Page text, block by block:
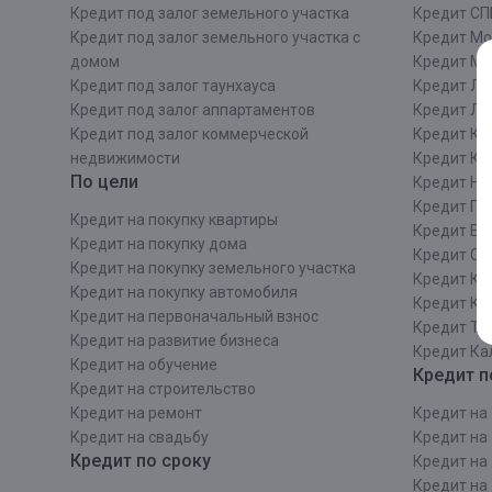
Кредит под залог земельного участка
Кредит под залог земельного участка с
домом
Кредит под залог таунхауса
Кредит под залог аппартаментов
Кредит под залог коммерческой
недвижимости
По цели
Кредит на покупку квартиры
Кредит на покупку дома
Кредит на покупку земельного участка
Кредит на покупку автомобиля
Кредит на первоначальный взнос
Кредит на развитие бизнеса
Кредит на обучение
Кредит на строительcтво
Кредит на ремонт
Кредит на свадьбу
Кредит по сроку
Кредит
Кредит
Кредит МО
Кредит
Кредит ЛО
Кредит
Кредит
Кредит
Кредит
Кредит
Кредит
Кредит
Кредит
Кредит
Кредит
Кредит
Кредит на
Кредит на
Кредит на
Кредит на